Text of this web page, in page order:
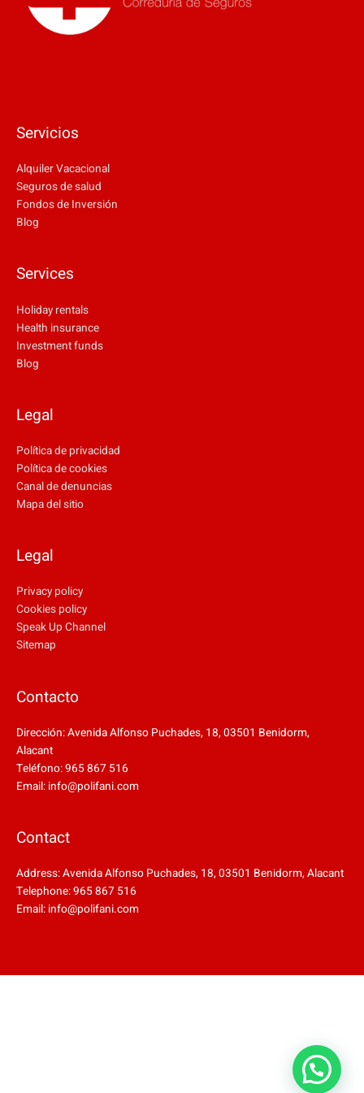
Servicios
Alquiler Vacacional
Seguros de salud
Fondos de Inversión
Blog
Services
Holiday rentals
Health insurance
Investment funds
Blog
Legal
Política de privacidad
Política de cookies
Canal de denuncias
Mapa del sitio
Legal
Privacy policy
Cookies policy
Speak Up Channel
Sitemap
Contacto
Dirección: Avenida Alfonso Puchades, 18, 03501 Benidorm,
Alacant
Teléfono: 965 867 516
Email: info@polifani.com
Contact
Address: Avenida Alfonso Puchades, 18, 03501 Benidorm, Alacant
Telephone: 965 867 516
Email: info@polifani.com